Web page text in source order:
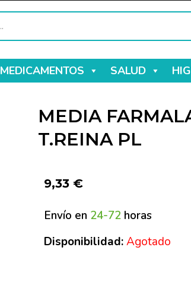
MEDICAMENTOS SALUD
MEDIA
T.REINA PL
9,33 €
Envío en 24-72 horas
Disponibilidad:Agotado